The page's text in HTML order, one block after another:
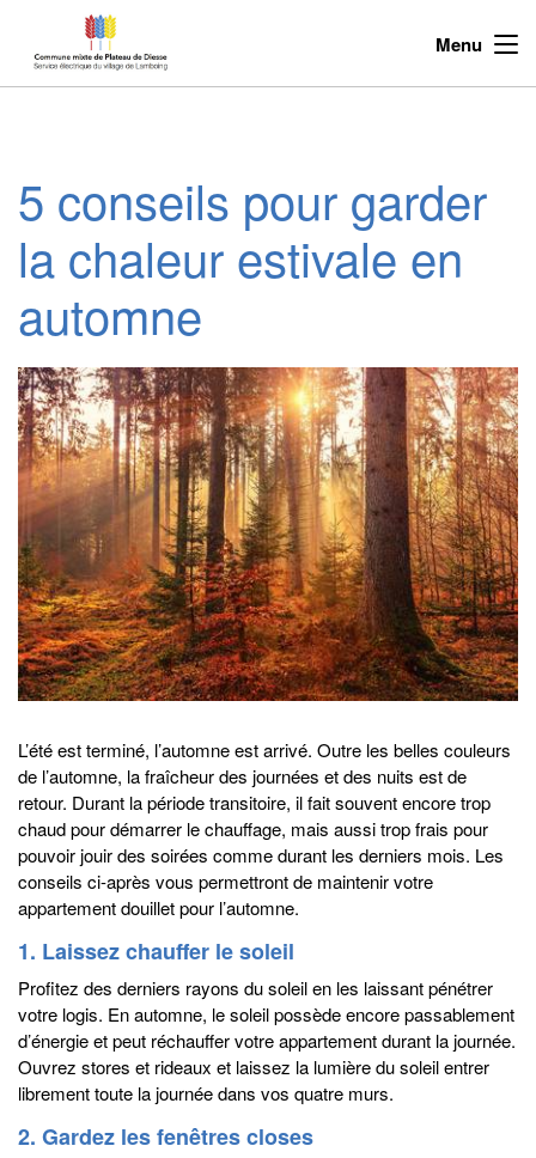
Menu
5 conseils pour garder
la chaleur estivale en
automne
L’été est terminé, l’automne est arrivé. Outre les belles couleurs
de l’automne, la fraîcheur des journées et des nuits est de
retour. Durant la période transitoire, il fait souvent encore trop
chaud pour démarrer le chauffage, mais aussi trop frais pour
pouvoir jouir des soirées comme durant les derniers mois. Les
conseils ci-après vous permettront de maintenir votre
appartement douillet pour l’automne.
1. Laissez chauffer le soleil
Profitez des derniers rayons du soleil en les laissant pénétrer
votre logis. En automne, le soleil possède encore passablement
d’énergie et peut réchauffer votre appartement durant la journée.
Ouvrez stores et rideaux et laissez la lumière du soleil entrer
librement toute la journée dans vos quatre murs.
2. Gardez les fenêtres closes